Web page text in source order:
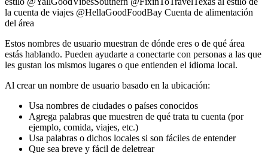
la cuenta de viajes @HellaGoodFoodBay Cuenta de alimentación
del área
Estos nombres de usuario muestran de dónde eres o de qué área
estás hablando. Pueden ayudarte a conectarte con personas a las que
les gustan los mismos lugares o que entienden el idioma local.
Al crear un nombre de usuario basado en la ubicación:
Usa nombres de ciudades o países conocidos
Agrega palabras que muestren de qué trata tu cuenta (por
ejemplo, comida, viajes, etc.)
Usa palabras o dichos locales si son fáciles de entender
Que sea breve y fácil de deletrear